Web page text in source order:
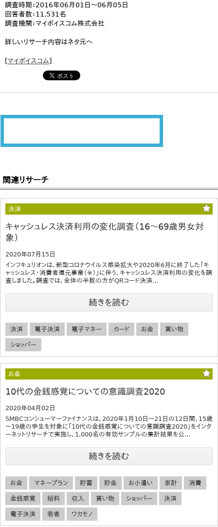
調査時期：2016年06月01日～06月05日
回答者数：11,531名
調査機関：マイボイスコム株式会社
詳しいリサーチ内容はネタ元へ
[マイボイスコム]
関連リサーチ
決済
キャッシュレス決済利用の変化調査（16～69歳男女対
象）
2020年07月15日
インフキュリオンは、新型コロナウイルス感染拡大や2020年6月に終了した「キ
ャッシュレス・消費者還元事業（※）」に伴う、キャッシュレス決済利用の変化を調
査しました。調査では、全体の半数の方がQRコード決済...
続きを読む
決済 電子決済 電子マネー カード お金 買い物
ショッパー
お金
10代の金銭感覚についての意識調査2020
2020年04月02日
SMBCコンシューマーファイナンスは、2020年1月10日～21日の12日間、15歳
～19歳の学生を対象に「10代の金銭感覚についての意識調査2020」をインタ
ーネットリサーチで実施し、1,000名の有効サンプルの集計結果を公...
続きを読む
お金 マネープラン 貯蓄 貯金 お小遣い 家計 消費
金銭感覚 給料 収入 買い物 ショッパー 決済
電子決済 若者 ワカモノ